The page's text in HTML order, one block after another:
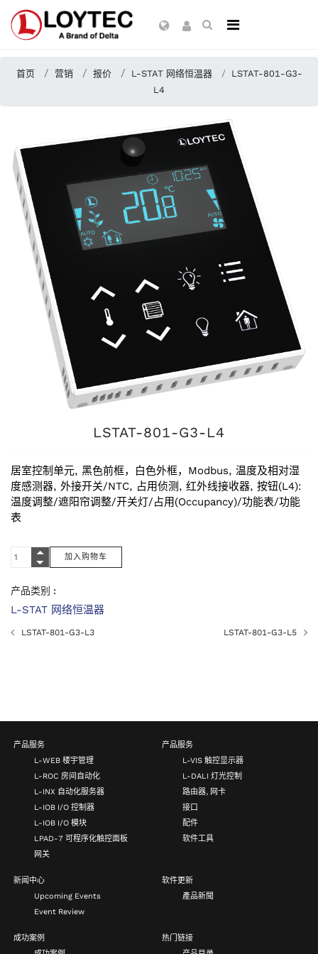
首页 营销 报价 L-STAT 网络恒温器
LSTAT-801-G3-
L4
LSTAT-801-G3-L4
居室控制单元, 黑色前框，白色外框，Modbus, 温度及相对湿
度感测器, 外接开关/NTC, 占用侦测, 红外线接收器, 按钮(L4):
温度调整/遮阳帘调整/开关灯/占用(Occupancy)/功能表/功能
表
产品类别 :
L-STAT 网络恒温器
LSTAT-801-G3-L3 LSTAT-801-G3-L5
产品服务
L-WEB 楼宇管理
L-ROC 房间自动化
L-INX 自动化服务器
L-IOB I/O 控制器
L-IOB I/O 模块
LPAD-7 可程序化触控面板
网关
产品服务
L-VIS 触控显示器
L-DALI 灯光控制
路由器, 网卡
接口
配件
软件工具
新闻中心
Upcoming Events
Event Review
软件更新
產品新聞
成功案例
热门链接